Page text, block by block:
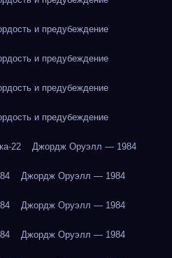
и предубеждение
и предубеждение
и предубеждение
и предубеждение
22 Джордж Оруэлл — 1984
Джордж Оруэлл — 1984
Джордж Оруэлл — 1984
Джордж Оруэлл — 1984